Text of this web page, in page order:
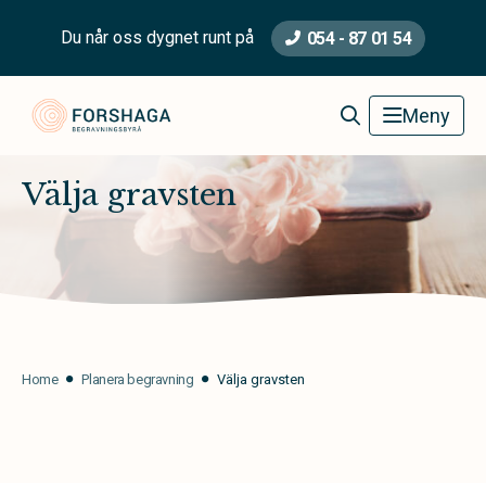
Du når oss dygnet runt på 054 - 87 01 54
Forshaga Begravningsbyrå Meny
Välja gravsten
Home Planera begravning Välja gravsten